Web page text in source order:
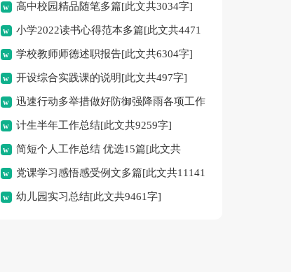
文共13500字]
高中校园精品随笔多篇[此文共3034字]
小学2022读书心得范本多篇[此文共4471
字] 学校教师师德述职报告[此文共6304字]
开设综合实践课的说明[此文共497字]
迅速行动多举措做好防御强降雨各项工作
[此文共647字]
计生半年工作总结[此文共9259字]
简短个人工作总结 优选15篇[此文共
11418字]
党课学习感悟感受例文多篇[此文共11141
字] 幼儿园实习总结[此文共9461字]